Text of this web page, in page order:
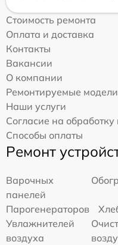
Стоимость ремонта
Оплата и доставка
Контакты
Вакансии
О компании
Ремонтируемые модели
Наши услуги
Согласие на
Способы оплаты
Ремонт
Варочных
панелей
Парогенераторов
Увлажнителей
воздуха